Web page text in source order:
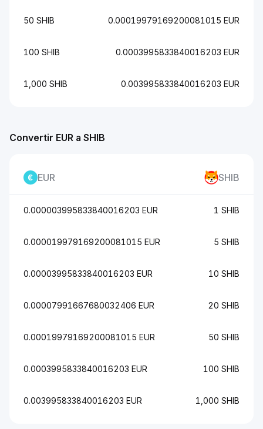
50 SHIB 0.00019979169200081015 EUR
100 SHIB 0.0003995833840016203 EUR
1,000 SHIB 0.003995833840016203 EUR
Convertir EUR a SHIB
EUR SHIB
0.000003995833840016203 EUR 1 SHIB
0.000019979169200081015 EUR 5 SHIB
0.00003995833840016203 EUR 10 SHIB
0.00007991667680032406 EUR 20 SHIB
0.00019979169200081015 EUR 50 SHIB
0.0003995833840016203 EUR 100 SHIB
0.003995833840016203 EUR 1,000 SHIB